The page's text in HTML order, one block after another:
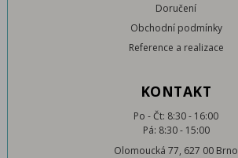
Doručení
Obchodní podmínky
Reference a realizace
KONTAKT
Po - Čt: 8:30 - 16:00
Pá: 8:30 - 15:00
Olomoucká 77, 627 00 Brno